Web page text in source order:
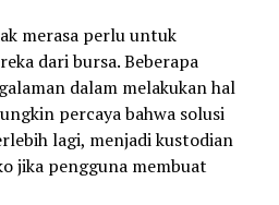
merasa perlu untuk
dari bursa. Beberapa
dalam melakukan hal
percaya bahwa solusi
lagi, menjadi kustodian
jika pengguna membuat